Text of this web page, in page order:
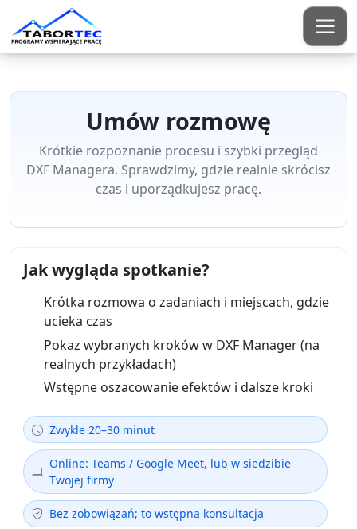
KONTAKT
Umów rozmowę
Krótkie rozpoznanie procesu i szybki przegląd
DXF Managera. Sprawdzimy, gdzie realnie skrócisz
czas i uporządkujesz pracę.
Jak wygląda spotkanie?
Krótka rozmowa o zadaniach i miejscach, gdzie
ucieka czas
Pokaz wybranych kroków w DXF Manager (na
realnych przykładach)
Wstępne oszacowanie efektów i dalsze kroki
Zwykle 20–30 minut
Online: Teams / Google Meet, lub w siedzibie
Twojej firmy
Bez zobowiązań; to wstępna konsultacja